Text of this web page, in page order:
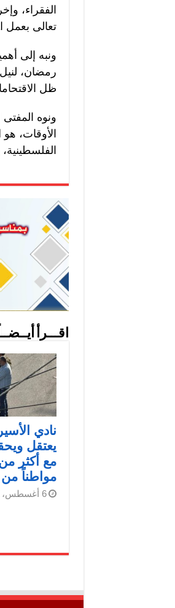
الفقراء،
تعالى بعمل
ونبه إلى
رمضان،
ظل
ونوه
الأوقات،
اقـــرأ
نادي
يعتقل
مواطناً من
6 أغسطس، 2026